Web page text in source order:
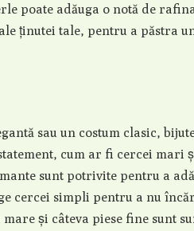
poate adăuga o notă de
ținutei tale, pentru a păstra
sau un costum clasic,
cum ar fi cercei mari
sunt potrivite pentru a
cercei simpli pentru a nu
și câteva piese fine sunt